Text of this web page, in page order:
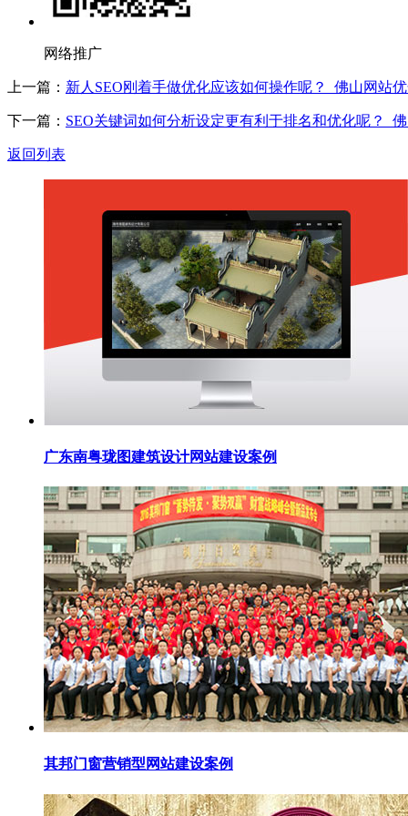
网络推广
上一篇： 新人SEO刚着手做优化应该如何操作呢？_佛山网站
下一篇： SEO关键词如何分析设定更有利于排名和优化呢？_
返回列表
广东南粤珑图建筑设计网站建设案例
其邦门窗营销型网站建设案例